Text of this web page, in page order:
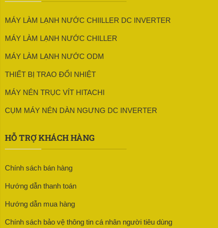
MÁY LÀM LẠNH NƯỚC CHIILLER DC INVERTER
MÁY LÀM LẠNH NƯỚC CHILLER
MÁY LÀM LẠNH NƯỚC ODM
THIẾT BỊ TRAO ĐỔI NHIỆT
MÁY NÉN TRỤC VÍT HITACHI
CỤM MÁY NÉN DÀN NGƯNG DC INVERTER
HỖ TRỢ KHÁCH HÀNG
Chính sách bán hàng
Hướng dẫn thanh toán
Hướng dẫn mua hàng
Chính sách bảo vệ thông tin cá nhân người tiêu dùng